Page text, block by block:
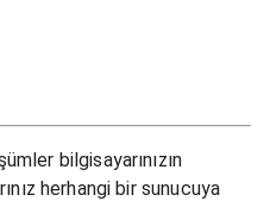
bilgisayarınızın
herhangi bir sunucuya